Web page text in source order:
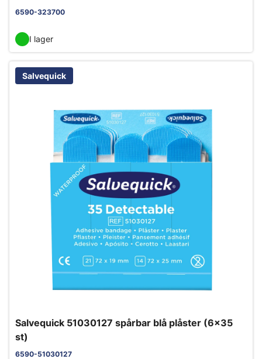
6590-323700
I lager
Salvequick
Salvequick 51030127 spårbar blå plåster (6x35
st)
6590-51030127